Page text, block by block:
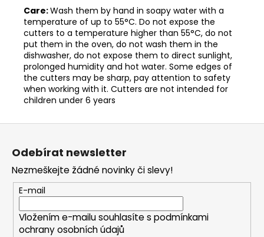
Care:Wash them by hand in soapy water with a
temperature of up to 55°C. Do not expose the
cutters to a temperature higher than 55°C, do not
put them in the oven, do not wash them in the
dishwasher, do not expose them to direct sunlight,
prolonged humidity and hot water. Some edges of
the cutters may be sharp, pay attention to safety
when working with it. Cutters are not intended for
children under 6 years
Z
Odebírat newsletter
Nezmeškejte žádné novinky či slevy!
E-mail
Vložením e-mailu souhlasíte s podmínkami
ochrany osobních údajů